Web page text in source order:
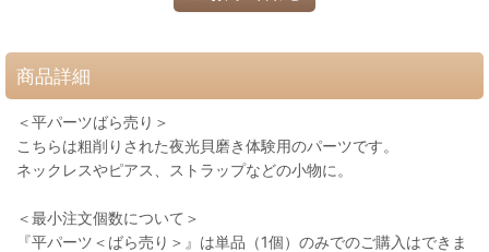
商品詳細
＜平パーツばら売り＞
こちらは粗削りされた夜光貝磨き体験用のパーツです。
ネックレスやピアス、ストラップなどの小物に。
＜最小注文個数について＞
『平パーツ＜ばら売り＞』は単品（1個）のみでのご購入はできま